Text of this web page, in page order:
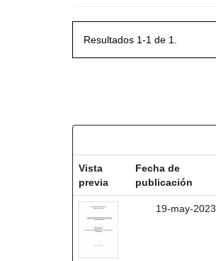
Resultados 1-1 de 1.
Vista
previa
Fecha de
publicación
19-may-2023